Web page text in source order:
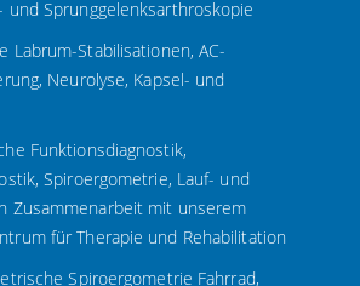
und Sprunggelenksarthroskopie
Labrum-Stabilisationen, AC-
Neurolyse, Kapsel- und
Funktionsdiagnostik,
Spiroergometrie, Lauf- und
Zusammenarbeit mit unserem
für Therapie und Rehabilitation
Spiroergometrie Fahrrad,